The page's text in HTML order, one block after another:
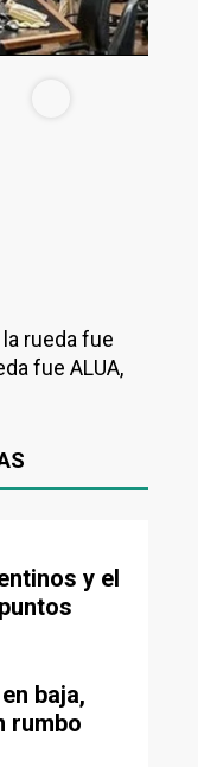
rueda fue
fue ALUA,
y el
baja,
rumbo